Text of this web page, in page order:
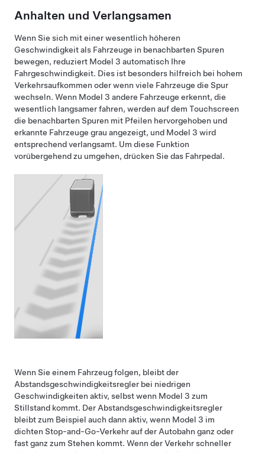
Anhalten und Verlangsamen
Wenn Sie sich mit einer wesentlich höheren
Geschwindigkeit als Fahrzeuge in benachbarten Spuren
bewegen, reduziert Model 3 automatisch Ihre
Fahrgeschwindigkeit. Dies ist besonders hilfreich bei hohem
Verkehrsaufkommen oder wenn viele Fahrzeuge die Spur
wechseln. Wenn Model 3 andere Fahrzeuge erkennt, die
wesentlich langsamer fahren, werden auf dem Touchscreen
die benachbarten Spuren mit Pfeilen hervorgehoben und
erkannte Fahrzeuge grau angezeigt, und Model 3 wird
entsprechend verlangsamt. Um diese Funktion
vorübergehend zu umgehen, drücken Sie das Fahrpedal.
Wenn Sie einem Fahrzeug folgen, bleibt der
Abstandsgeschwindigkeitsregler bei niedrigen
Geschwindigkeiten aktiv, selbst wenn Model 3 zum
Stillstand kommt. Der Abstandsgeschwindigkeitsregler
bleibt zum Beispiel auch dann aktiv, wenn Model 3 im
dichten Stop-and-Go-Verkehr auf der Autobahn ganz oder
fast ganz zum Stehen kommt. Wenn der Verkehr schneller